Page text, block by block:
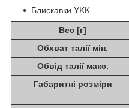
Блискавки YKK
Вес [г]
Обхват талії мін.
Обвід талії макс.
Габаритні розміри